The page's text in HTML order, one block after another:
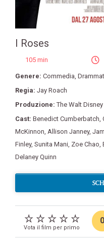
I Roses
105 min
Genere: Commedia,
Regia: Jay Roach
Produzione:The Walt
Cast: Benedict Cumberbatch,
McKinnon, Allison Janney,
Finley, Sunita Mani, Zoe Chao,
Delaney Quinn
Vota il film per primo
0